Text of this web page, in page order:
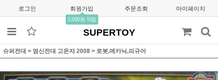
로그인 회원가입
2,000원 적립
주문조회 마이페이지
SUPERTOY
슈퍼전대 > 염신전대 고온쟈 2008 > 로봇,메카닉,피규어